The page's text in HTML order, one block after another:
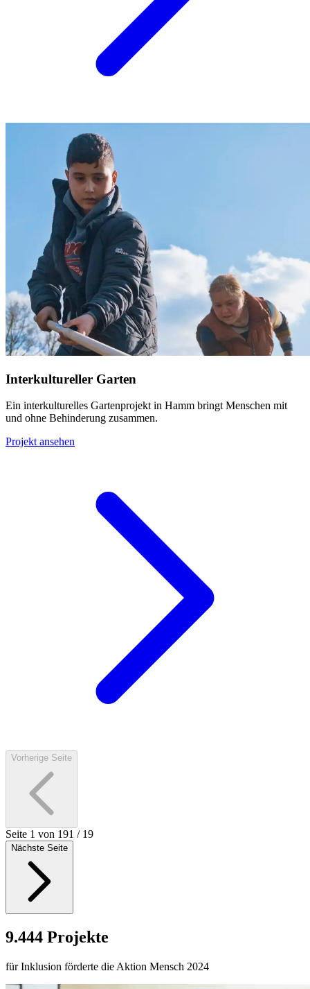
Interkultureller Garten
Ein interkulturelles Gartenprojekt in Hamm bringt Menschen mit
und ohne Behinderung zusammen.
Projekt ansehen
Vorherige Seite
Seite 1 von 191 / 19
Nächste Seite
9.444 Projekte
für Inklusion förderte die Aktion Mensch 2024